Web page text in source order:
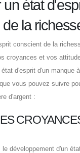
état
la
conscient de la
croyances et vos
d'esprit d'un manque
vous pouvez suivre
d'argent :
le développement d'un